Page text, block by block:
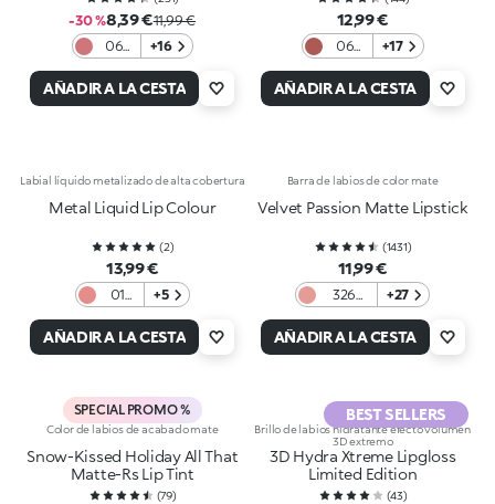
-30 %8,39 €11,99 €
06
Rose
+16
AÑADIR A LA CESTA
12,99 €
06
Vita
+17
AÑADIR A LA CESTA
Labial líquido metalizado de alta cobertura
Metal Liquid Lip Colour
(2)
13,99 €
01
Nude
+5
AÑADIR A LA CESTA
Barra de labios de color mate
Velvet Passion Matte Lipstick
(1431)
11,99 €
326
Rose
+27
AÑADIR A LA CESTA
SPECIAL PROMO %
Color de labios de acabado mate
Snow-Kissed Holiday All That
Matte-Rs Lip Tint
(79)
BEST SELLERS
Brillo de labios hidratante efecto volumen
3D extremo
3D Hydra Xtreme Lipgloss
Limited Edition
(43)